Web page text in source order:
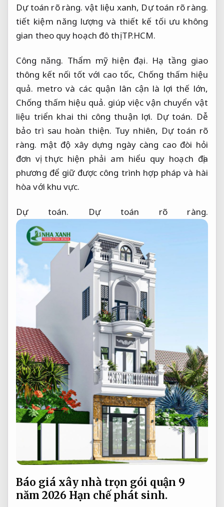
Dự toán rõ ràng. vật liệu xanh, Dự toán rõ ràng.
tiết kiệm năng lượng và thiết kế tối ưu không
gian theo quy hoạch đô thị TP.HCM.
Công năng. Thẩm mỹ hiện đại. Hạ tầng giao
thông kết nối tốt với cao tốc, Chống thấm hiệu
quả. metro và các quận lân cận là lợi thế lớn,
Chống thấm hiệu quả. giúp việc vận chuyển vật
liệu triển khai thi công thuận lợi. Dự toán. Dễ
bảo trì sau hoàn thiện. Tuy nhiên, Dự toán rõ
ràng. mật độ xây dựng ngày càng cao đòi hỏi
đơn vị thực hiện phải am hiểu quy hoạch địa
phương để giữ được công trình hợp pháp và hài
hòa với khu vực.
Dự toán. Dự toán rõ ràng.
Báo giá xây nhà trọn gói quận 9
năm 2026 Hạn chế phát sinh.